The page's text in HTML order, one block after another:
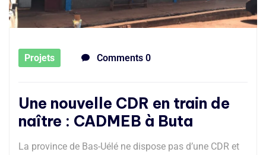
Projets Comments 0
Une nouvelle CDR en train de
naître : CADMEB à Buta
La province de Bas-Uélé ne dispose pas d’une CDR et